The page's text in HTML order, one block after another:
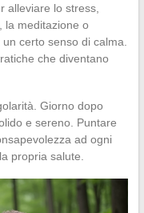
alleviare lo stress,
la meditazione o
certo senso di calma.
che diventano
Giorno dopo
e sereno. Puntare
ad ogni
propria salute.